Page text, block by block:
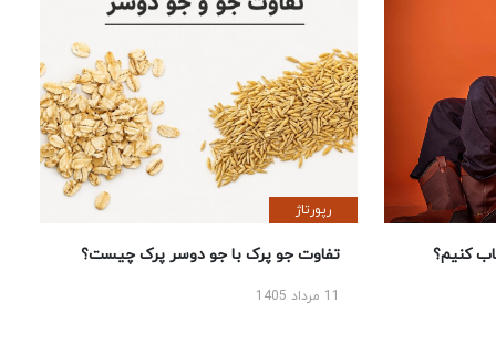
کنیم؟
رپورتاژ
تفاوت جو پرک با جو دوسر پرک چیست؟